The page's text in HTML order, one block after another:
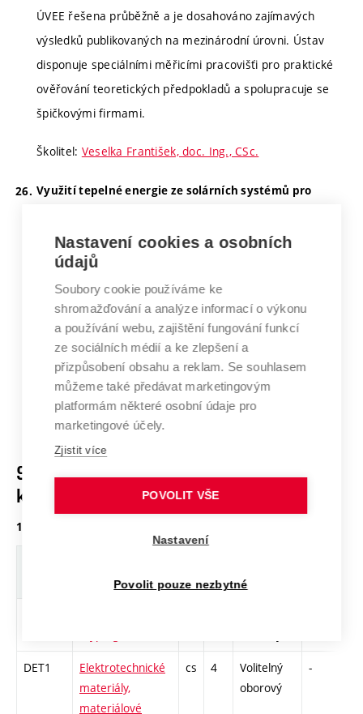
ÚVEE řešena průběžně a je dosahováno zajímavých
výsledků publikovaných na mezinárodní úrovni. Ústav
disponuje speciálními měřicími pracovišťi pro praktické
ověřování teoretických předpokladů a spolupracuje se
špičkovými firmami.
Školitel: Veselka František, doc. Ing., CSc.
Využití tepelné energie ze solárních systémů pro
V souvislosti s realizací solárních systémů se objevuje
problém s přebytkem tepelné energie v období letních
měsíců. Cílem práce je sestavení a optimalizace modelu
solárního systému s využitím tepelné energie pro
chlazení. Součástí práce bude také energetická analýza
navrženého systému spojená s ekonomickou stránkou.
Školitel: Mastný Petr, doc. Ing., Ph.D.
Struktura předmětů s uvedením ECTS
kreditů (studijní plán)
1. ročník, zimní semestr
DET1
Elektrotechnické
materiály,
materiálové
cs 4
Volitelný
oborový
-
Nastavení cookies a osobních
údajů
Soubory cookie používáme ke
shromažďování a analýze informací o výkonu
a používání webu, zajištění fungování funkcí
ze sociálních médií a ke zlepšení a
přizpůsobení obsahu a reklam. Se souhlasem
můžeme také předávat marketingovým
platformám některé osobní údaje pro
marketingové účely.
Zjistit více
POVOLIT VŠE
Nastavení
Povolit pouze nezbytné